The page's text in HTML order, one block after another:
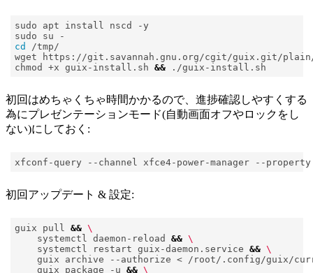
cd
chmod +x guix-install.sh &&
初回はめちゃくちゃ時間かかるので、進捗確認しやすくする
為にプレゼンテーションモード(自動画面オフやロックをし
ない)にしておく:
xfconf-query --channel xfce4-power-manager --
初回アップデート & 設定:
guix pull &&
    systemctl daemon-reload
&&
    systemctl restart guix-daemon.service
&&
guix archive --authorize < /root/.config/guix/
    guix package -u
&&